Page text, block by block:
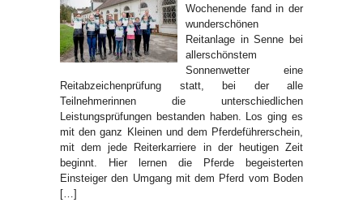
Wochenende fand in der
wunderschönen
Reitanlage in Senne bei
allerschönstem
Sonnenwetter eine
Reitabzeichenprüfung statt, bei der alle
Teilnehmerinnen die unterschiedlichen
Leistungsprüfungen bestanden haben. Los ging es
mit den ganz Kleinen und dem Pferdeführerschein,
mit dem jede Reiterkarriere in der heutigen Zeit
beginnt. Hier lernen die Pferde begeisterten
Einsteiger den Umgang mit dem Pferd vom Boden
[…]